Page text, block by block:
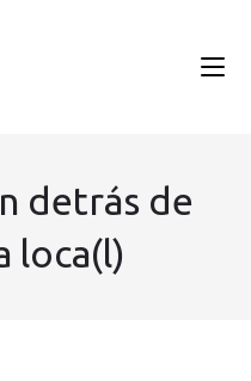
detrás de
loca(l)